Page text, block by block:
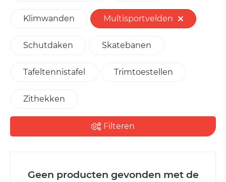
Klimwanden Multisportvelden
Schutdaken Skatebanen
Tafeltennistafel Trimtoestellen
Zithekken
Filteren
Geen producten gevonden met de